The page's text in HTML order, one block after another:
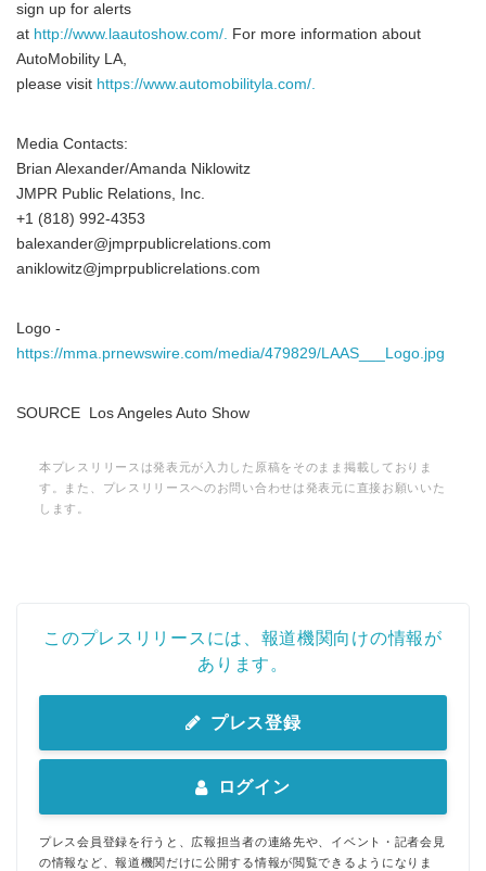
sign up for alerts
at http://www.laautoshow.com/. For more information about
AutoMobility LA,
please visit https://www.automobilityla.com/.
Media Contacts:
Brian Alexander/Amanda Niklowitz
JMPR Public Relations, Inc.
+1 (818) 992-4353
balexander@jmprpublicrelations.com
aniklowitz@jmprpublicrelations.com
Logo -
https://mma.prnewswire.com/media/479829/LAAS___Logo.jpg
SOURCE Los Angeles Auto Show
本プレスリリースは発表元が入力した原稿をそのまま掲載しておりま
す。また、プレスリリースへのお問い合わせは発表元に直接お願いいた
します。
このプレスリリースには、報道機関向けの情報が
あります。
プレス登録
ログイン
プレス会員登録を行うと、広報担当者の連絡先や、イベント・記者会見
の情報など、報道機関だけに公開する情報が閲覧できるようになりま